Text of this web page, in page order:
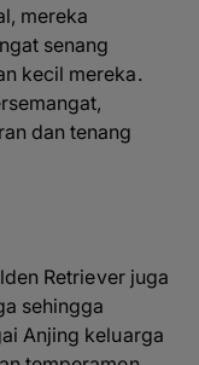
mereka
senang
kecil mereka.
dan tenang
Retriever juga
sehingga
Anjing keluarga